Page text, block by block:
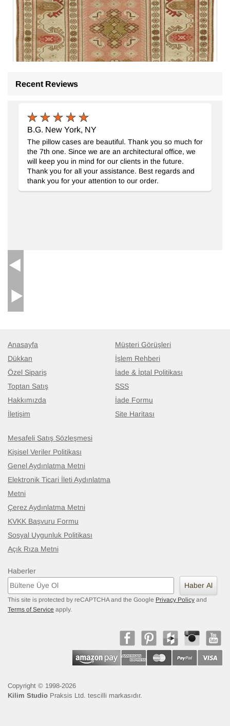
El Dokuma Vintage Halı- K0078600
Recent Reviews
B.G. New York, NY
The pillow cases are beautiful. Thank you so much for
the 7th one. Since we are an architectural office, we
will keep you in mind for our clients in the future.
Thank you for all your assistance. Best regards and
thank you for your attention to our order.
Anasayfa
Dükkan
Özel Sipariş
Toptan Satış
Hakkımızda
İletişim
Müşteri Görüşleri
İşlem Rehberi
İade & İptal Politikası
SSS
İade Formu
Site Haritası
Mesafeli Satış Sözleşmesi
Kişisel Veriler Politikası
Genel Aydınlatma Metni
Elektronik Ticari İleti Aydınlatma
Metni
Çerez Aydınlatma Metni
KVKK Başvuru Formu
Sosyal Uygunluk Politikası
Açık Rıza Metni
Haberler
Haber Al
This site is protected by reCAPTCHA and the Google Privacy Policy and
Terms of Service apply.
Copyright © 1998-2026
Kilim Studio Praksis Ltd. tescilli markasıdır.